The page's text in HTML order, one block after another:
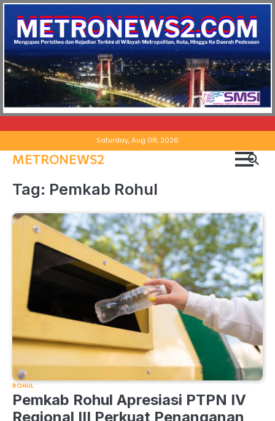
to
content
Saturday, Aug 08, 2026
METRONEWS2
Tag: Pemkab Rohul
ROHUL
Pemkab Rohul Apresiasi PTPN IV
Regional III Perkuat Penanganan